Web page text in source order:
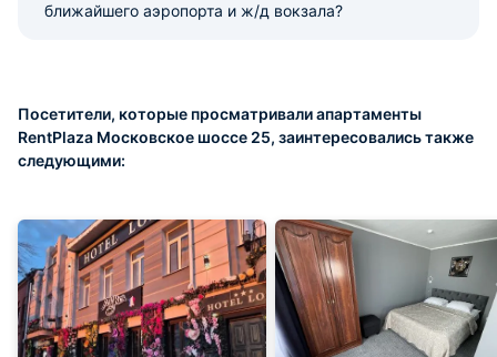
ближайшего аэропорта и ж/д вокзала?
Посетители, которые просматривали апартаменты
RentPlaza Московское шоссе 25, заинтересовались также
следующими: